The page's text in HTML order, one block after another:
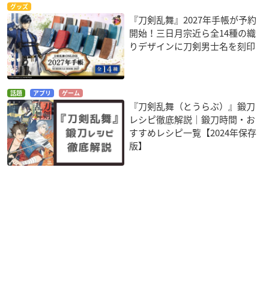
グッズ
『刀剣乱舞』2027年手帳が予約
開始！三日月宗近ら全14種の織
りデザインに刀剣男士名を刻印
話題 アプリ ゲーム
『刀剣乱舞（とうらぶ）』鍛刀
レシピ徹底解説｜鍛刀時間・お
すすめレシピ一覧【2024年保存
版】